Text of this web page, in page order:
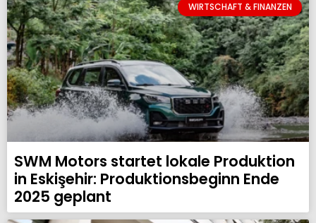
WIRTSCHAFT & FINANZEN
SWM Motors startet lokale Produktion
in Eskişehir: Produktionsbeginn Ende
2025 geplant